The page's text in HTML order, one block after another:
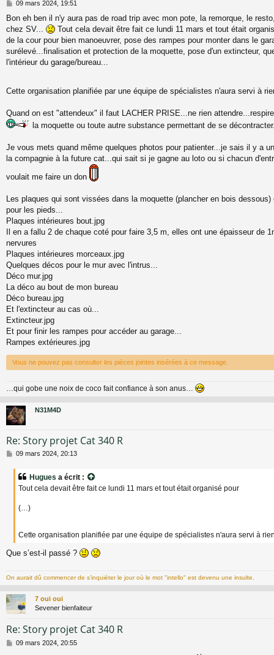
M
s
s
a
g
09 mars 2024, 19:51
Bon eh ben il n'y aura pas de road trip avec mon pote, la remorque, le
chez SV...
Tout cela devait être fait ce lundi 11 mars et tout était
de la cour pour bien manoeuvrer, pose des rampes pour monter dans le
surélevé...finalisation et protection de la moquette, pose d'un extincteur,
l'intérieur du garage/bureau...
Cette organisation planifiée par une équipe de spécialistes n'aura servi à
Quand on est "attendeux" il faut LACHER PRISE...ne rien
la moquette ou toute autre substance permettant de se
Je vous mets quand même quelques photos pour patienter...je sais il y a
la compagnie à la future cat...qui sait si je gagne au loto ou si chacun
voulait me faire un don
Les plaques qui sont vissées dans la moquette (plancher en bois
pour les pieds...
Plaques intérieures bout.jpg
Il en a fallu 2 de chaque coté pour faire 3,5 m, elles ont une épaisseur de
nervures
Plaques intérieures morceaux.jpg
Quelques décos pour le mur avec l'intrus...
Déco mur.jpg
La déco au bout de mon bureau
Déco bureau.jpg
Et l'extincteur au cas où...
Extincteur.jpg
Et pour finir les rampes pour accéder au garage...
Rampes extérieures.jpg
Vous ne pouvez pas consulter les pièces jointes insérées à ce message.
…qui gobe une noix de coco fait confiance à son anus…
N31M4D
Re: Story projet Cat 340 R
M
09 mars 2024, 20:13
Hugues a écrit :
Tout cela devait être fait ce lundi 11 mars et tout était organisé pour
(…)
Cette organisation planifiée par une équipe de spécialistes n'aura servi à
Que s’est-il passé ?
On aurait dû commencer de s’inquiéter le jour où le mot "intello" est devenu une insulte.
7 oui oui
Sevener bienfaiteur
Re: Story projet Cat 340 R
M
09 mars 2024, 20:55